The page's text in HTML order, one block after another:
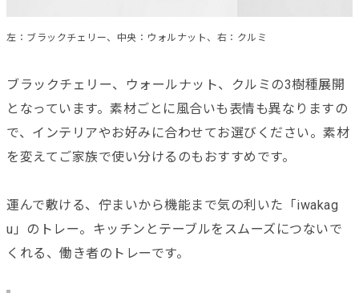
左：ブラックチェリー、中央：ウォルナット、右：クルミ
ブラックチェリー、ウォールナット、クルミの3樹種展開
となっています。素材ごとに風合いも表情も異なりますの
で、インテリアやお好みに合わせてお選びください。素材
を変えてご家族で使い分けるのもおすすめです。
運んで敷ける、佇まいから機能まで気の利いた「iwakag
u」のトレー。キッチンとテーブルをスムーズにつないで
くれる、働き者のトレーです。